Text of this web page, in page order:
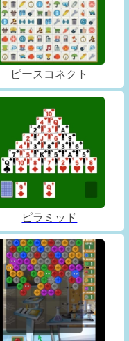
ピースコネクト
ピラミッド